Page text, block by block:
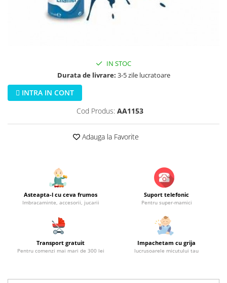
Jucarii si jocuri exterior
Machete auto Diecast
Masini, trenuri, avioane
Masinute Radiocomanda
Papusi si accesorii
Biciclete fara pedale
Organizatoare
IN STOC
Durata de livrare: 3-5 zile lucratoare
INTRA IN CONT
Cod Produs: AA1153
Adauga la Favorite
Asteapta-l cu ceva frumos
Imbracaminte, accesorii, jucarii
Suport telefonic
Pentru super-mamici
Transport gratuit
Pentru comenzi mai mari de 300 lei
Impachetam cu grija
lucrusoarele micutului tau